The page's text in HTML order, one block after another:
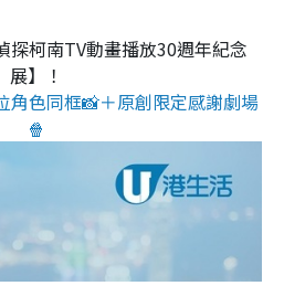
探柯南TV動畫播放30週年紀念
展】！
角色同框📸＋原創限定感謝劇場
🍿